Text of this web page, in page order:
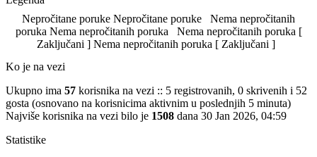
Nepročitane poruke Nepročitane poruke Nema nepročitanih
poruka Nema nepročitanih poruka Nema nepročitanih poruka [
Zaključani ]Nema nepročitanih poruka [ Zaključani ]
Ko je na vezi
Ukupno ima 57 korisnika na vezi :: 5 registrovanih, 0 skrivenih i 52
gosta (osnovano na korisnicima aktivnim u poslednjih 5 minuta)
Najviše korisnika na vezi bilo je 1508 dana 30 Jan 2026, 04:59
Statistike